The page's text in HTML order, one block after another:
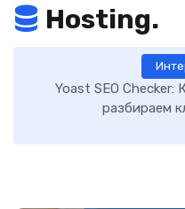
Hosting.
Как включить GZIP-
загрузку сайта: